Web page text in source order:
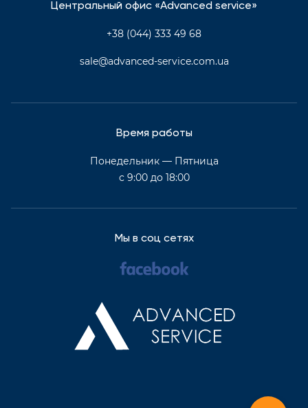
Центральный офис «Advanced service»
+38 (044) 333 49 68
sale@advanced-service.com.ua
Время работы
Понедельник — Пятница
с 9:00 до 18:00
Мы в соц сетях